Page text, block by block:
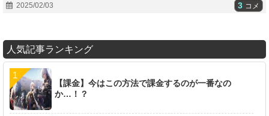
2025/02/03 3 コメ
人気記事ランキング
【課金】今はこの方法で課金するのが一番なの
か…！？